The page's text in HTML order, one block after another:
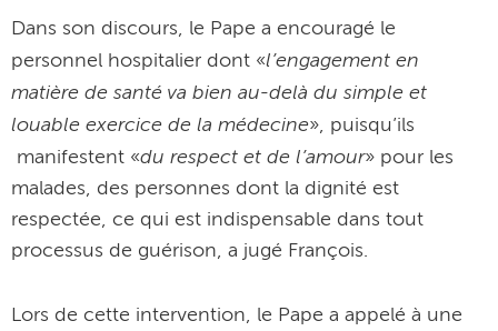
Dans son discours, le Pape a encouragé le
personnel hospitalier dont «l’engagement en
matière de santé va bien au-delà du simple et
louable exercice de la médecine», puisqu’ils
manifestent «du respect et de l’amour» pour les
malades, des personnes dont la dignité est
respectée, ce qui est indispensable dans tout
processus de guérison, a jugé François.
Lors de cette intervention, le Pape a appelé à une